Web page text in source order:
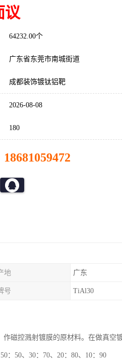
议
64232.00个
广东省东莞市南城街道
成都装饰镀钛铝靶
2026-08-08
180
18681059472
地 广东
号 TiAl30
磁控溅射镀膜的原材料。在做真空
：50、30：70、20：80、10：90